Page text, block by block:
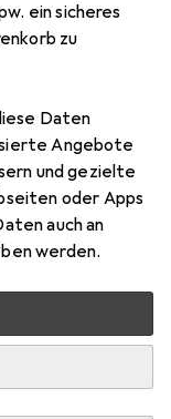
ein sicheres
zu
Daten
Angebote
und gezielte
oder Apps
auch an
werden.
Teppich
Snapstyle